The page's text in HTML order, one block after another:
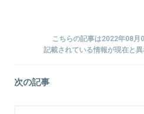
こちらの記事は2022年08月
記載されている情報が現在と異
次の記事